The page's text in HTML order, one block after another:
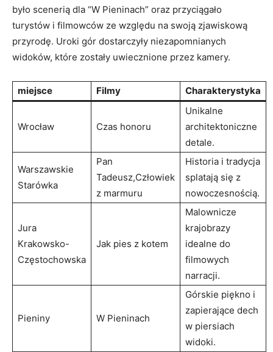
było scenerią​ dla “W Pieninach” oraz przyciągało
turystów i filmowców ze względu⁣ na swoją zjawiskową
‌przyrodę. ⁢Uroki gór dostarczyły⁣ niezapomnianych
widoków, które zostały⁢ uwiecznione przez kamery.
miejsce Filmy Charakterystyka
Wrocław Czas honoru
Unikalne
architektoniczne
detale.
Warszawskie
Starówka
Pan
Tadeusz,Człowiek
z marmuru
Historia ‌i⁣ tradycja
splatają się z
nowoczesnością.
Jura
⁣Krakowsko-
Częstochowska
Jak pies​ z kotem
Malownicze
krajobrazy
⁢idealne do
filmowych
narracji.
Pieniny W Pieninach
Górskie piękno i
zapierające dech
w piersiach
widoki.